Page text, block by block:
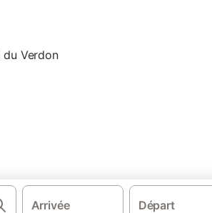
Arrivée Départ